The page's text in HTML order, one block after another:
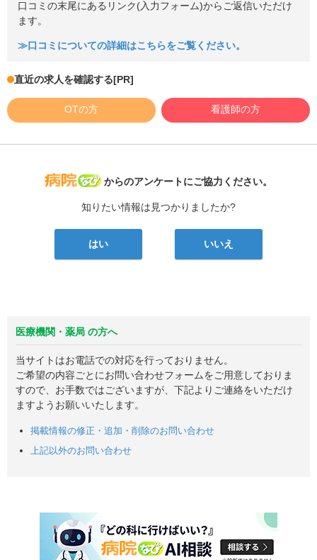
口コミの末尾にあるリンク(入力フォーム)からご返信いただけ
ます。
≫口コミについての詳細はこちらをご覧ください。
直近の求人を確認する[PR]
OTの方 看護師の方
病院なび
からのアンケートにご協力ください。
知りたい情報は見つかりましたか?
はい いいえ
医療機関・薬局 の方へ
当サイトはお電話での対応を行っておりません。
ご希望の内容ごとにお問い合わせフォームをご用意しておりま
すので、お手数ではございますが、下記よりご連絡をいただけ
ますようお願いいたします。
掲載情報の修正・追加・削除のお問い合わせ
上記以外のお問い合わせ